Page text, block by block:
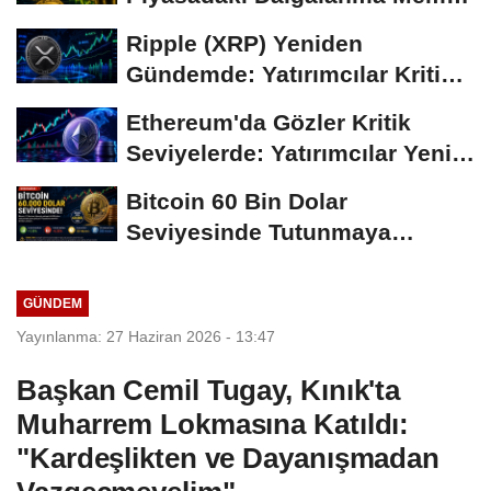
Ripple (XRP) Yeniden
Gündemde: Yatırımcılar Kritik
Ethereum'da Gözler Kritik
Seviyelerde: Yatırımcılar Yeni
Bitcoin 60 Bin Dolar
Seviyesinde Tutunmaya
GÜNDEM
Yayınlanma: 27 Haziran 2026 - 13:47
Başkan Cemil Tugay, Kınık'ta
Muharrem Lokmasına Katıldı:
"Kardeşlikten ve Dayanışmadan